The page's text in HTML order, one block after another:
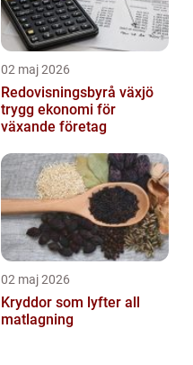
02 maj 2026
Redovisningsbyrå växjö
trygg ekonomi för
växande företag
02 maj 2026
Kryddor som lyfter all
matlagning